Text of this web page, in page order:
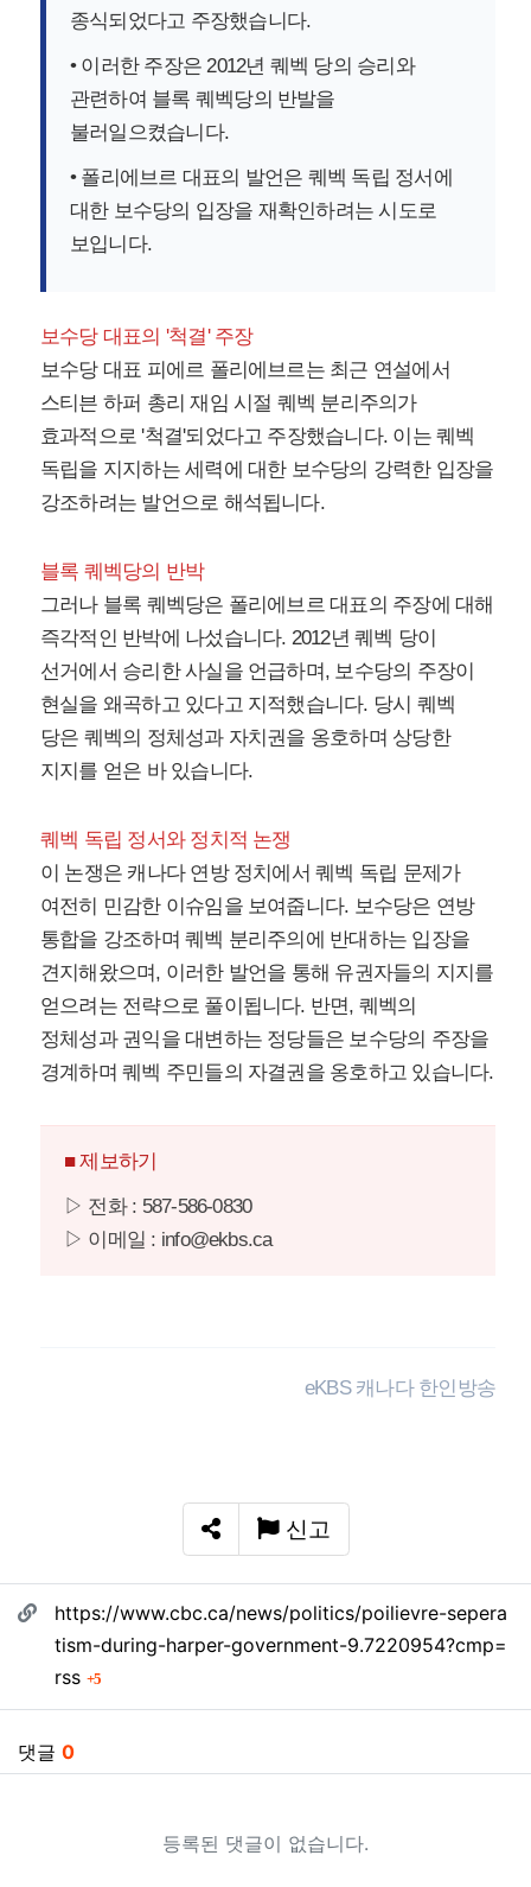
종식되었다고 주장했습니다.
• 이러한 주장은 2012년 퀘벡 당의 승리와
관련하여 블록 퀘벡당의 반발을
불러일으켰습니다.
• 폴리에브르 대표의 발언은 퀘벡 독립 정서에
대한 보수당의 입장을 재확인하려는 시도로
보입니다.
보수당 대표의 '척결' 주장
보수당 대표 피에르 폴리에브르는 최근 연설에서
스티븐 하퍼 총리 재임 시절 퀘벡 분리주의가
효과적으로 '척결'되었다고 주장했습니다. 이는 퀘벡
독립을 지지하는 세력에 대한 보수당의 강력한 입장을
강조하려는 발언으로 해석됩니다.
블록 퀘벡당의 반박
그러나 블록 퀘벡당은 폴리에브르 대표의 주장에 대해
즉각적인 반박에 나섰습니다. 2012년 퀘벡 당이
선거에서 승리한 사실을 언급하며, 보수당의 주장이
현실을 왜곡하고 있다고 지적했습니다. 당시 퀘벡
당은 퀘벡의 정체성과 자치권을 옹호하며 상당한
지지를 얻은 바 있습니다.
퀘벡 독립 정서와 정치적 논쟁
이 논쟁은 캐나다 연방 정치에서 퀘벡 독립 문제가
여전히 민감한 이슈임을 보여줍니다. 보수당은 연방
통합을 강조하며 퀘벡 분리주의에 반대하는 입장을
견지해왔으며, 이러한 발언을 통해 유권자들의 지지를
얻으려는 전략으로 풀이됩니다. 반면, 퀘벡의
정체성과 권익을 대변하는 정당들은 보수당의 주장을
경계하며 퀘벡 주민들의 자결권을 옹호하고 있습니다.
■ 제보하기
▷ 전화 : 587-586-0830
▷ 이메일 : info@ekbs.ca
eKBS 캐나다 한인방송
SNS 공유
신고
관련자료
https://www.cbc.ca/news/politics/poilievre-sepera
tism-during-harper-government-9.7220954?cmp=
rss
5회 연결
댓글 0
등록된 댓글이 없습니다.